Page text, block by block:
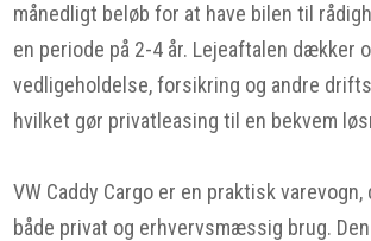
månedligt beløb for at have bilen til
en periode på 2-4 år. Lejeaftalen dækker
vedligeholdelse, forsikring og andre
hvilket gør privatleasing til en bekvem
VW Caddy Cargo er en praktisk varevogn,
både privat og erhvervsmæssig brug.